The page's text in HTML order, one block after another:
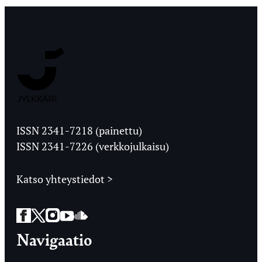
Ylioppilaslehti
ISSN 2341-7218 (painettu)
ISSN 2341-7226 (verkkojulkaisu)
Katso yhteystiedot >
Facebook
Twitter
Instagram
YouTube
SoundCloud
Navigaatio